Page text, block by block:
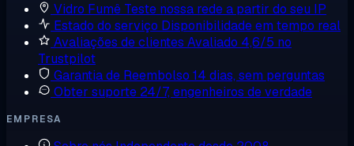
Vidro Fumê Teste nossa rede a partir do seu IP
Estado do serviço Disponibilidade em tempo real
Avaliações de clientes Avaliado 4,6/5 no
Trustpilot
Garantia de Reembolso 14 dias, sem perguntas
Obter suporte 24/7, engenheiros de verdade
EMPRESA